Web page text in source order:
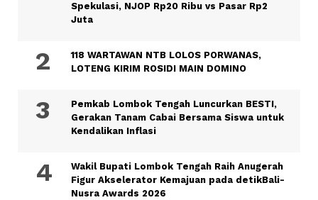
Spekulasi, NJOP Rp20 Ribu vs Pasar Rp2
Juta
118 WARTAWAN NTB LOLOS PORWANAS,
LOTENG KIRIM ROSIDI MAIN DOMINO
Pemkab Lombok Tengah Luncurkan BESTI,
Gerakan Tanam Cabai Bersama Siswa untuk
Kendalikan Inflasi
Wakil Bupati Lombok Tengah Raih Anugerah
Figur Akselerator Kemajuan pada detikBali-
Nusra Awards 2026